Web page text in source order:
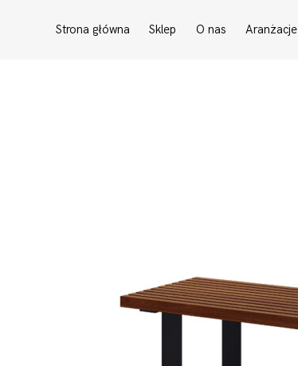
Strona główna Sklep O nas Aranżacje